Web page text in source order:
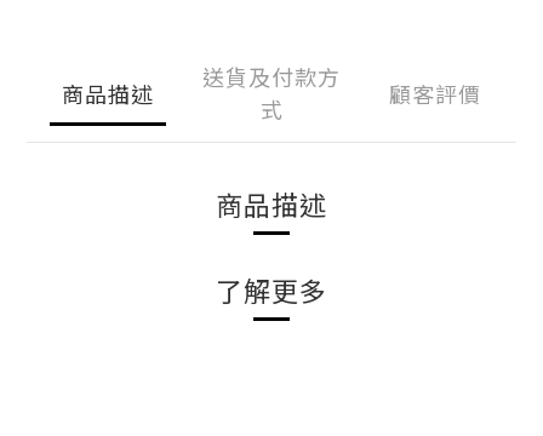
商品描述
送貨及付款方
式
顧客評價
商品描述
了解更多